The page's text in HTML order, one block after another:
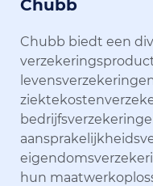
Chubb
Chubb biedt een
hun